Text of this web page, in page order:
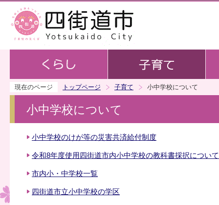
現在のページ トップページ 子育て 小中学校について
小中学校について
小中学校のけが等の災害共済給付制度
令和8年度使用四街道市内小中学校の教科書採択について
市内小・中学校一覧
四街道市立小中学校の学区